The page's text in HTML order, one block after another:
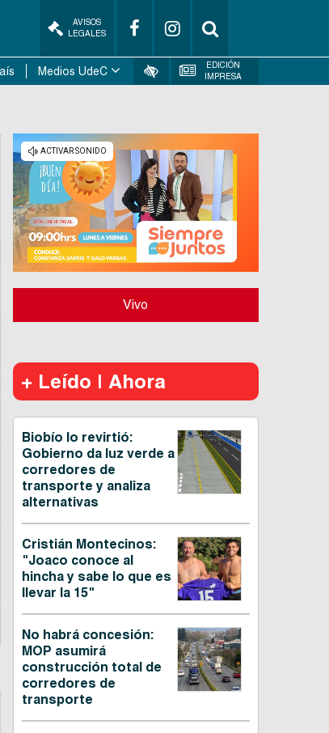
AVISOS
LEGALES
Medios UdeC
EDICIÓN
IMPRESA
Vivo
+ Leído | Ahora
Biobío lo revirtió:
Gobierno da luz verde a
corredores de
transporte y analiza
alternativas
Cristián Montecinos:
"Joaco conoce al
hincha y sabe lo que es
llevar la 15"
No habrá concesión:
MOP asumirá
construcción total de
corredores de
transporte